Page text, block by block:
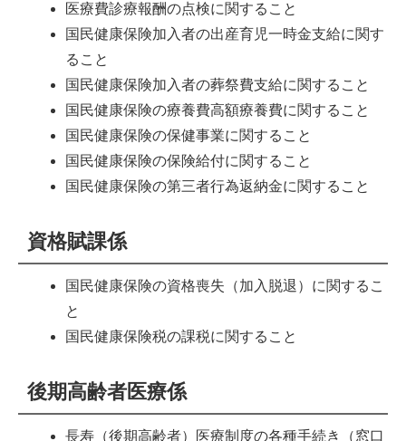
医療費診療報酬の点検に関すること
国民健康保険加入者の出産育児一時金支給に関す
ること
国民健康保険加入者の葬祭費支給に関すること
国民健康保険の療養費高額療養費に関すること
国民健康保険の保健事業に関すること
国民健康保険の保険給付に関すること
国民健康保険の第三者行為返納金に関すること
資格賦課係
国民健康保険の資格喪失（加入脱退）に関するこ
と
国民健康保険税の課税に関すること
後期高齢者医療係
長寿（後期高齢者）医療制度の各種手続き（窓口